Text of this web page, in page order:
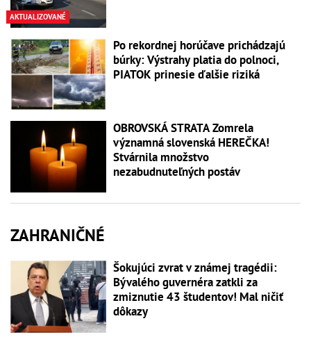
AKTUALIZOVANÉ
Po rekordnej horúčave prichádzajú
búrky: Výstrahy platia do polnoci,
PIATOK prinesie ďalšie riziká
OBROVSKÁ STRATA Zomrela
významná slovenská HEREČKA!
Stvárnila množstvo
nezabudnuteľných postáv
ZAHRANIČNÉ
Šokujúci zvrat v známej tragédii:
Bývalého guvernéra zatkli za
zmiznutie 43 študentov! Mal ničiť
dôkazy